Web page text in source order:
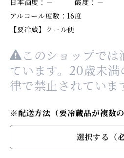
日本酒度：－ 酸度：－
アルコール度数：16度
【要冷蔵】クール便
このショップでは
ています。20歳未
律で禁止されていま
※配送方法（要冷蔵品が複数
選択する（必